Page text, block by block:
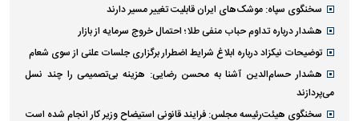
سخنگوی سپاه: موشک‌های ایران قابلیت تغییر مسیر دارند
هشدار درباره تداوم حباب منفی طلا؛ احتمال خروج سرمایه از بازار
توضیحات نیکزاد درباره ابلاغ شرایط اضطرار برگزاری جلسات علنی از سوی شعام
هشدار حسام‌الدین آشنا به محسن رضایی: هزینه بی‌تصمیمی را چند نسل
می‌پردازند
سخنگوی هیئت‌رئیسه مجلس: فرایند قانونی استیضاح وزیر کار انجام شده است